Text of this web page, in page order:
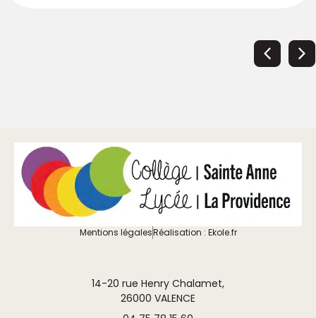
Mentions légalesRéalisation : Ekole.fr
14-20 rue Henry Chalamet,
26000 VALENCE